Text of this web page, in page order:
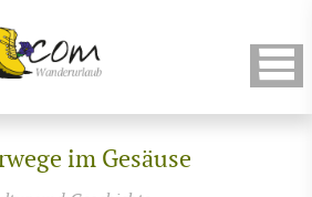
im Gesäuse